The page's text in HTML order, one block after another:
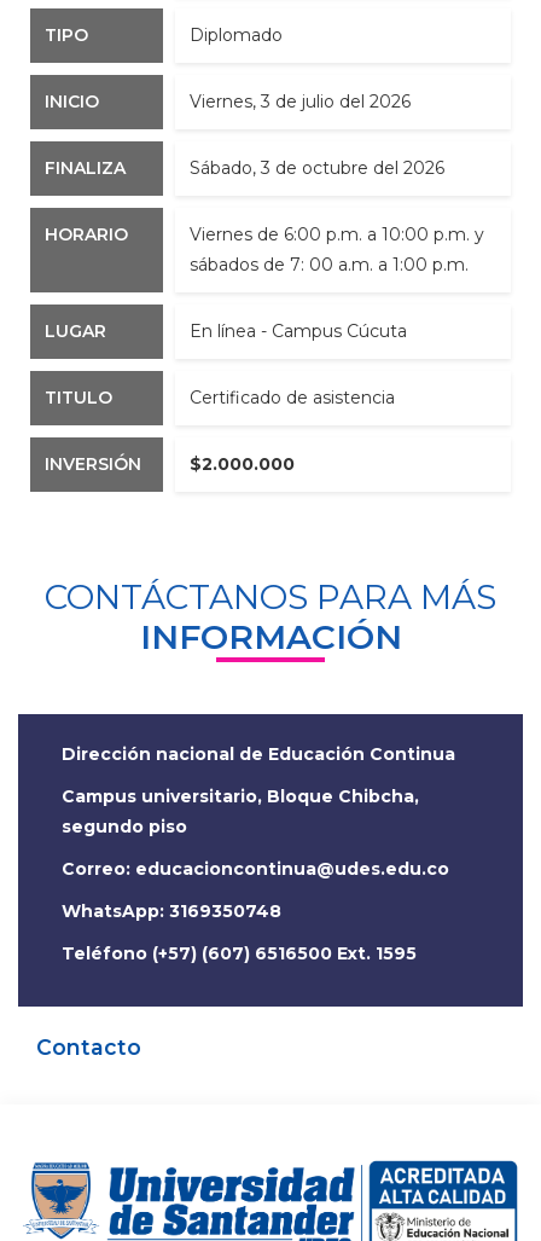
TIPO Diplomado
INICIO viernes, 3 de julio del 2026
FINALIZA sábado, 3 de octubre del 2026
HORARIO
Viernes de 6:00 p.m. a 10:00 p.m. y
sábados de 7: 00 a.m. a 1:00 p.m.
LUGAR En línea - Campus Cúcuta
TITULO Certificado de asistencia
INVERSIÓN $2.000.000
CONTÁCTANOS PARA MÁS
INFORMACIÓN
Dirección nacional de Educación Continua
Campus universitario, Bloque Chibcha,
segundo piso
Correo:
WhatsApp: 3169350748
Teléfono (+57) (607) 6516500 Ext. 1595
Contacto